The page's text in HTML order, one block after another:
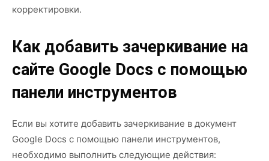
корректировки.
Как добавить зачеркивание на
сайте Google Docs с помощью
панели инструментов
Если вы хотите добавить зачеркивание в документ
Google Docs с помощью панели инструментов,
необходимо выполнить следующие действия: